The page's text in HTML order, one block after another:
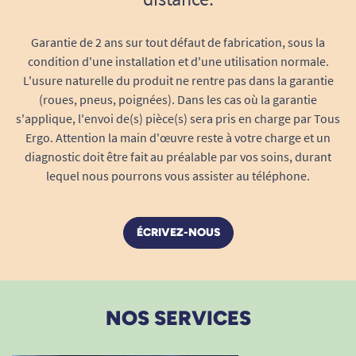
soit en fauteuil, au bureau ou au domicile,
sa conception évite l’apparition de
rougeurs, d’irritations ou de lésions
cutanées dues à une immobilité prolongée.
Réduction significative des douleurs :
l’effet mémoire de forme de la mousse
allège la pression sur le bassin et le dos,
tout au long de la journée.
Solution recommandée pour l’après-
favorise la décharge du périnée et du
cicatrisation ou en cas de points sensibles.
n'est pas suffisant pour apaiser sa souffrance.
A. Anonymous
Bonjour, Merci pour votre avis. Je suis sincèrement
navrée de lire que ce coussin n'ait pu soulager votre
Maman. J'espère que vous avez pu lui trouver une aide
qui lui apporte un réel soulagement... Belle journée,
L'équipe Tous ergo ☺️
Tous Ergo
1 2 3
Garantie de 2 ans sur tout défaut de fabrication, sous la
condition d'une installation et d'une utilisation normale.
L'usure naturelle du produit ne rentre pas dans la garantie
(roues, pneus, poignées). Dans les cas où la garantie
s'applique, l'envoi de(s) pièce(s) sera pris en charge par Tous
Ergo. Attention la main d'œuvre reste à votre charge et un
diagnostic doit être fait au préalable par vos soins, durant
lequel nous pourrons vous assister au téléphone.
ÉCRIVEZ-NOUS
NOS SERVICES